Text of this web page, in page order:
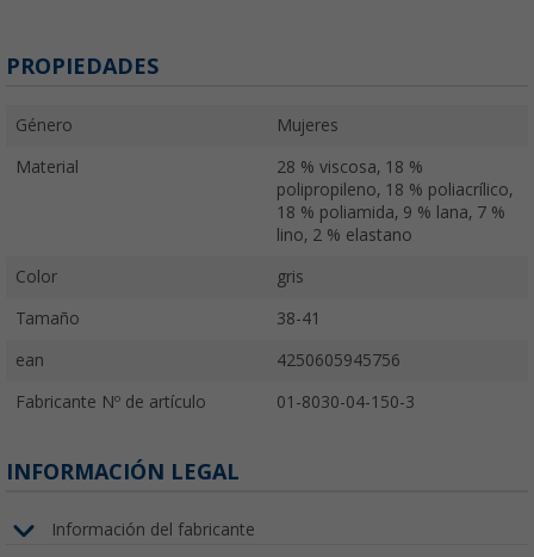
PROPIEDADES
Género Mujeres
Material
28 % viscosa, 18 %
polipropileno, 18 % poliacrílico,
18 % poliamida, 9 % lana, 7 %
lino, 2 % elastano
Color gris
Tamaño 38-41
ean 4250605945756
Fabricante Nº de artículo 01-8030-04-150-3
INFORMACIÓN LEGAL
Información del fabricante